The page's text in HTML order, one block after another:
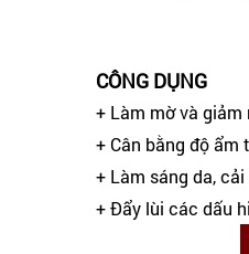
CÔNG DỤNG
+ Làm mờ và giảm
+ Cân bằng độ ẩm
+ Làm sáng da,
+ Đẩy lùi các dấu